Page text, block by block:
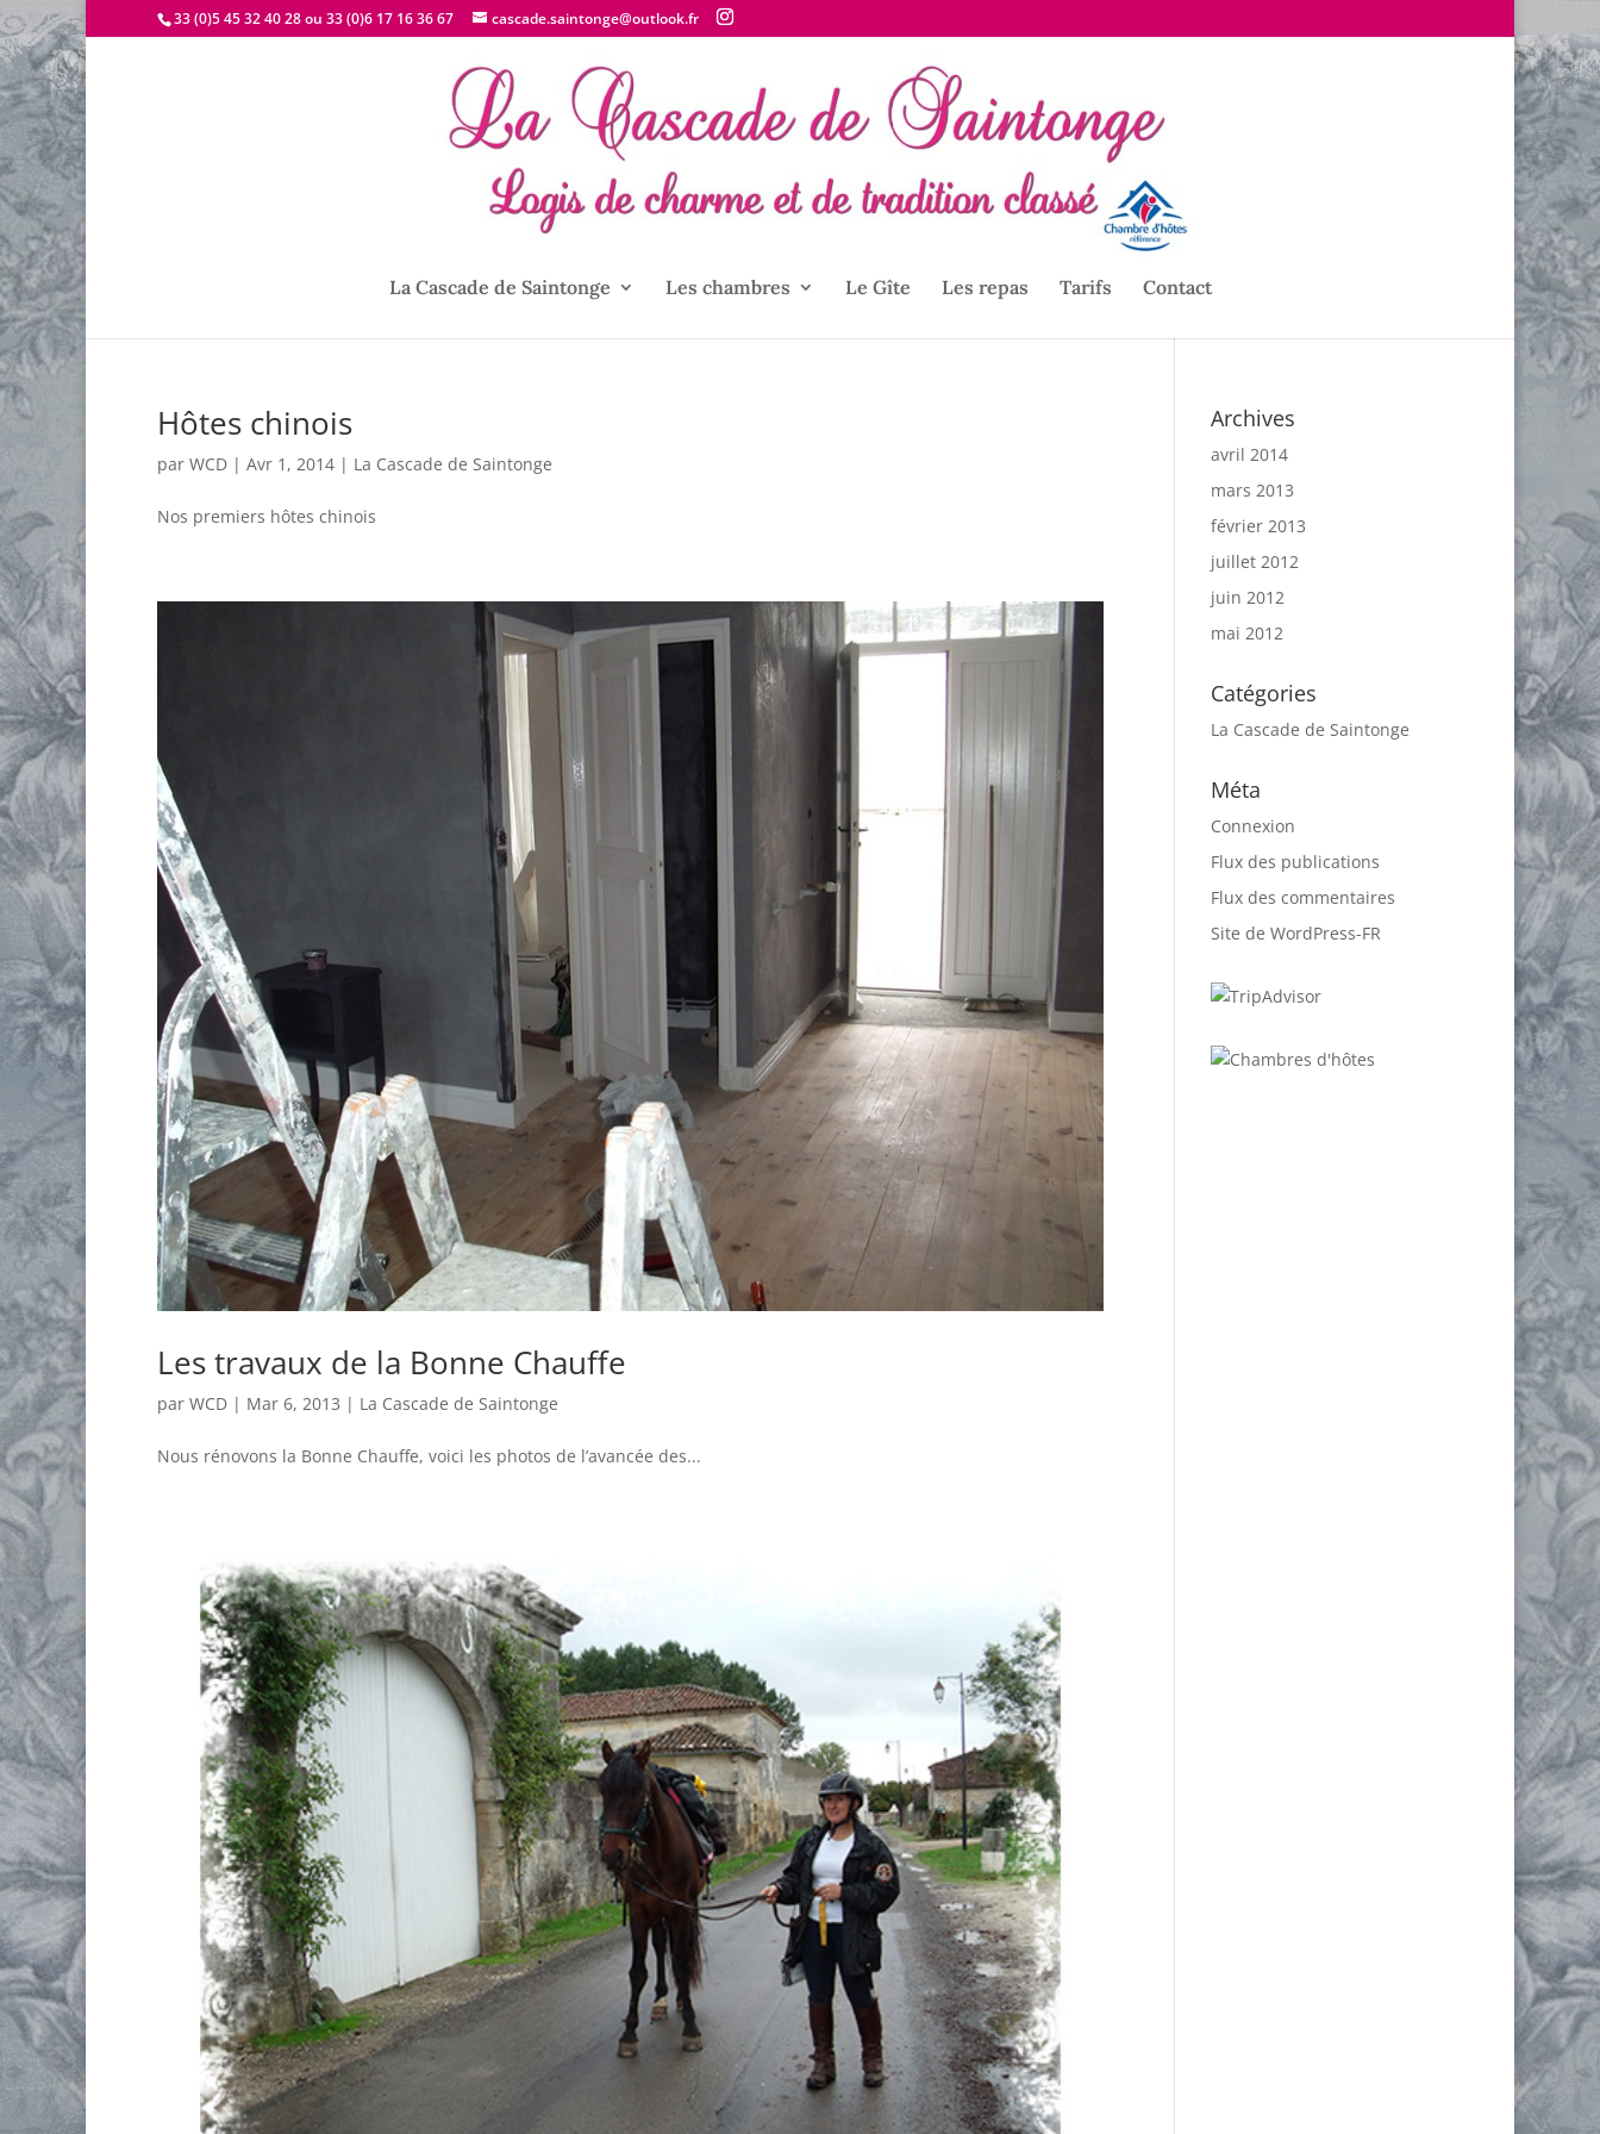
33 (0)5 45 32 40 28 ou 33 (0)6 17 16 36 67 cascade.saintonge@outlook.fr
La Cascade de Saintonge Les chambres Le Gîte Les repas Tarifs Contact
Hôtes chinois
par WCD | Avr 1, 2014 | La Cascade de Saintonge
Nos premiers hôtes chinois
Les travaux de la Bonne Chauffe
par WCD | Mar 6, 2013 | La Cascade de Saintonge
Nous rénovons la Bonne Chauffe, voici les photos de l’avancée des...
Archives
avril 2014
mars 2013
février 2013
juillet 2012
juin 2012
mai 2012
Catégories
La Cascade de Saintonge
Méta
Connexion
Flux des publications
Flux des commentaires
Site de WordPress-FR